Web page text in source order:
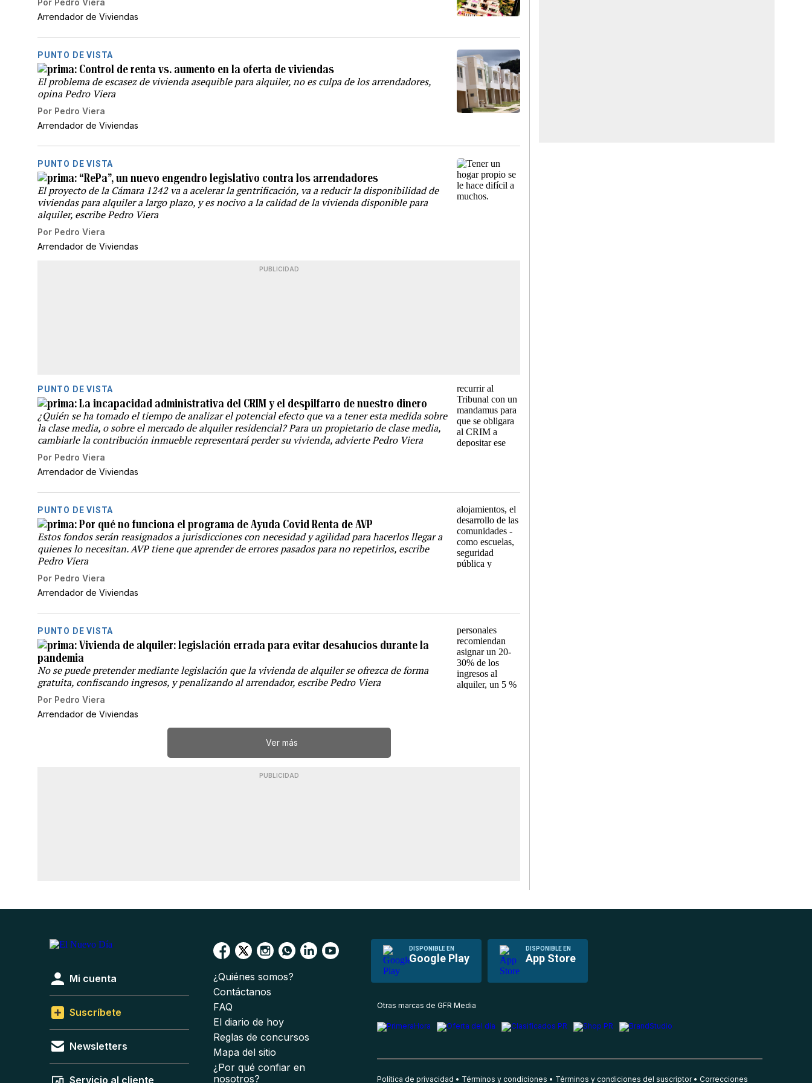
Por Pedro Viera
Arrendador de Viviendas
PUNTO DE VISTA
Control de renta vs. aumento en la oferta de viviendas
El problema de escasez de vivienda asequible para alquiler, no es culpa de los arrendadores,
opina Pedro Viera
Por Pedro Viera
Arrendador de Viviendas
PUNTO DE VISTA
“RePa”, un nuevo engendro legislativo contra los arrendadores
El proyecto de la Cámara 1242 va a acelerar la gentrificación, va a reducir la disponibilidad de
viviendas para alquiler a largo plazo, y es nocivo a la calidad de la vivienda disponible para
alquiler, escribe Pedro Viera
Por Pedro Viera
Arrendador de Viviendas
PUBLICIDAD
PUNTO DE VISTA
La incapacidad administrativa del CRIM y el despilfarro de nuestro dinero
¿Quién se ha tomado el tiempo de analizar el potencial efecto que va a tener esta medida sobre
la clase media, o sobre el mercado de alquiler residencial? Para un propietario de clase media,
cambiarle la contribución inmueble representará perder su vivienda, advierte Pedro Viera
Por Pedro Viera
Arrendador de Viviendas
PUNTO DE VISTA
Por qué no funciona el programa de Ayuda Covid Renta de AVP
Estos fondos serán reasignados a jurisdicciones con necesidad y agilidad para hacerlos llegar a
quienes lo necesitan. AVP tiene que aprender de errores pasados para no repetirlos, escribe
Pedro Viera
Por Pedro Viera
Arrendador de Viviendas
PUNTO DE VISTA
Vivienda de alquiler: legislación errada para evitar desahucios durante la
pandemia
No se puede pretender mediante legislación que la vivienda de alquiler se ofrezca de forma
gratuita, confiscando ingresos, y penalizando al arrendador, escribe Pedro Viera
Por Pedro Viera
Arrendador de Viviendas
Ver más
PUBLICIDAD
DISPONIBLE EN
Google Play
DISPONIBLE EN
App Store
Mi cuenta
Suscríbete
Newsletters
Servicio al cliente
¿Quiénes somos?
Contáctanos
FAQ
El diario de hoy
Reglas de concursos
Mapa del sitio
¿Por qué confiar en
nosotros?
Otras marcas de GFR Media
Política de privacidad Términos y condiciones Términos y condiciones del suscriptor Correcciones